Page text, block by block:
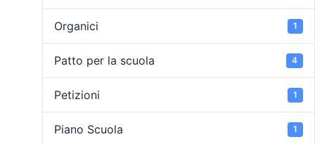
Organici 1
Patto per la scuola 4
Petizioni 1
Piano Scuola 1